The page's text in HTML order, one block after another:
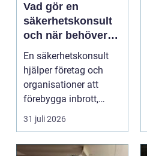
Vad gör en
säkerhetskonsult
och när behöver
du en?
En säkerhetskonsult
hjälper företag och
organisationer att
förebygga inbrott,
sabotage och andra
ang...
31 juli 2026